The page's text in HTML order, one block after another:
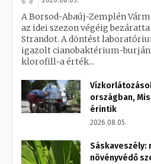
A Borsod-Abaúj-Zemplén
az idei szezon végéig
Strandot. A döntést
igazolt cianobaktérium-
klorofill-a érték...
országban,
érintik
2026.08.05.
Sáskaveszély:
növényvédő